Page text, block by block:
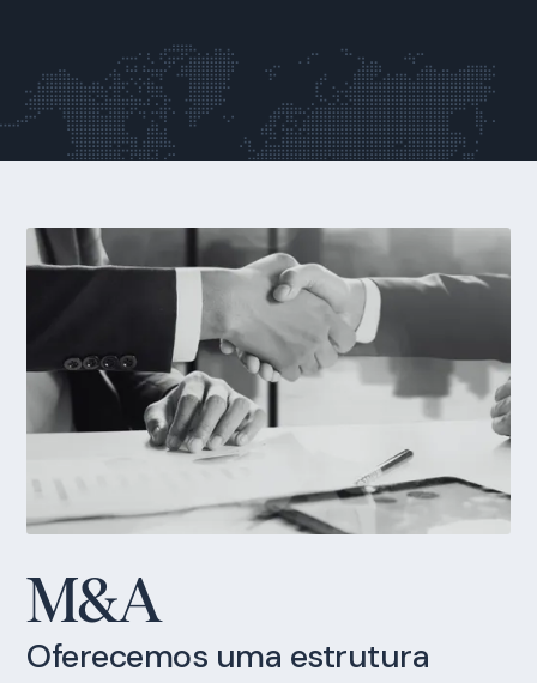
M&A
Oferecemos uma estrutura